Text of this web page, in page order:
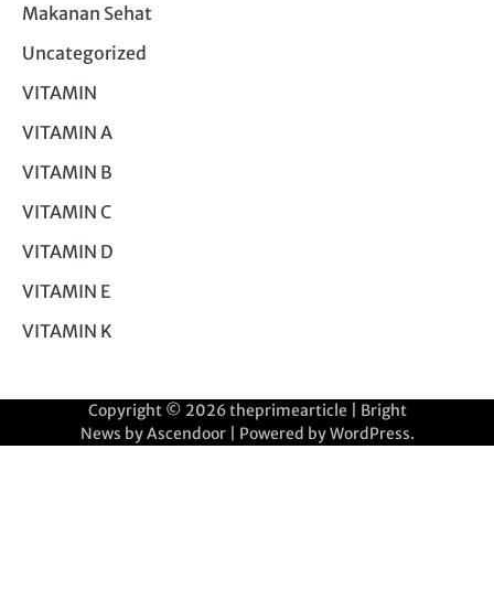
Makanan Sehat
Uncategorized
VITAMIN
VITAMIN A
VITAMIN B
VITAMIN C
VITAMIN D
VITAMIN E
VITAMIN K
Copyright © 2026theprimearticle | Bright
News byAscendoor| Powered byWordPress.